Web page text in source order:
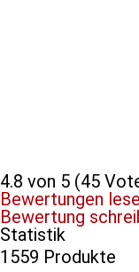
4.8 von 5 (45
Bewertungen
Bewertung
Statistik
1559 Produkte